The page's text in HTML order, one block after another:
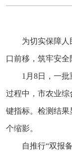
为切实保障人
口前移，筑牢安全
1 月 8日， 一批
过程中，市农业
键指标。检测结
个缩影。
自推行“双报